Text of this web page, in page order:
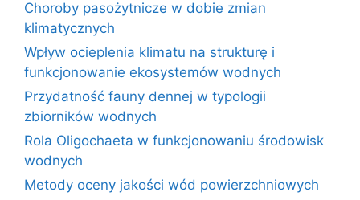
Choroby pasożytnicze w dobie zmian
klimatycznych
Wpływ ocieplenia klimatu na strukturę i
funkcjonowanie ekosystemów wodnych
Przydatność fauny dennej w typologii
zbiorników wodnych
Rola Oligochaeta w funkcjonowaniu środowisk
wodnych
Metody oceny jakości wód powierzchniowych